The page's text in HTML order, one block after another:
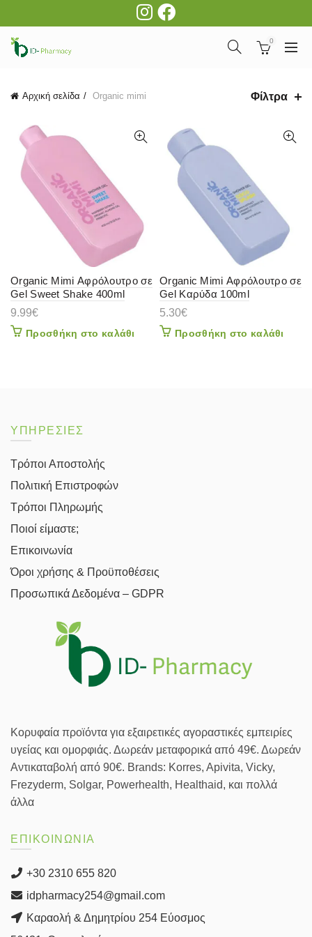
0
Αρχική σελίδα Organic mimi Φίλτρα
Organic Mimi Αφρόλουτρο σε
Gel Sweet Shake 400ml
9.99€
Προσθήκη στο καλάθι
Organic Mimi Αφρόλουτρο σε
Gel Καρύδα 100ml
5.30€
Προσθήκη στο καλάθι
ΥΠΗΡΕΣΙΕΣ
Τρόποι Αποστολής
Πολιτική Επιστροφών
Τρόποι Πληρωμής
Ποιοί είμαστε;
Επικοινωνία
Όροι χρήσης & Προϋποθέσεις
Προσωπικά Δεδομένα – GDPR
Κορυφαία προϊόντα για εξαιρετικές αγοραστικές εμπειρίες
υγείας και ομορφιάς. Δωρεάν μεταφορικά από 49€. Δωρεάν
Αντικαταβολή από 90€. Brands: Korres, Apivita, Vicky,
Frezyderm, Solgar, Powerhealth, Healthaid, και πολλά
άλλα
ΕΠΙΚΟΙΝΩΝΙΑ
+30 2310 655 820
idpharmacy254@gmail.com
Καραολή & Δημητρίου 254 Εύοσμος